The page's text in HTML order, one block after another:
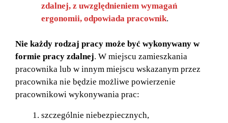
zdalnej, z uwzględnieniem wymagań
ergonomii, odpowiada pracownik.
Nie każdy rodzaj pracy może być wykonywany w
formie pracy zdalnej. W miejscu zamieszkania
pracownika lub w innym miejscu wskazanym przez
pracownika nie będzie możliwe powierzenie
pracownikowi wykonywania prac:
szczególnie niebezpiecznych,